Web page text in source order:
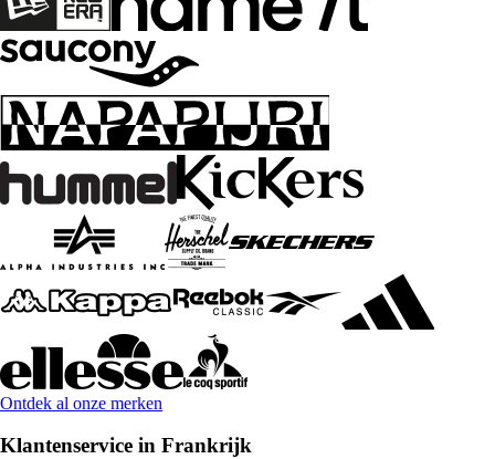
Ontdek al onze merken
Klantenservice in Frankrijk